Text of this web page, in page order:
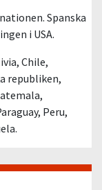
Spanska
i USA.
Chile,
republiken,
Peru,